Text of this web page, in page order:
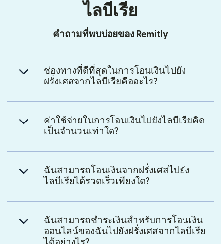
ไลบีเรีย
คำถามที่พบบ่อยของ Remitly
ช่องทางที่ดีที่สุดในการโอนเงินไปยัง
ฝรั่งเศสจากไลบีเรียคืออะไร?
ค่าใช้จ่ายในการโอนเงินไปยังไลบีเรียคิด
เป็นจำนวนเท่าใด?
ฉันสามารถโอนเงินจากฝรั่งเศสไปยัง
ไลบีเรียได้รวดเร็วเพียงใด?
ฉันสามารถชำระเงินสำหรับการโอนเงิน
ออนไลน์ของฉันไปยังฝรั่งเศสจากไลบีเรีย
ได้อย่างไร?